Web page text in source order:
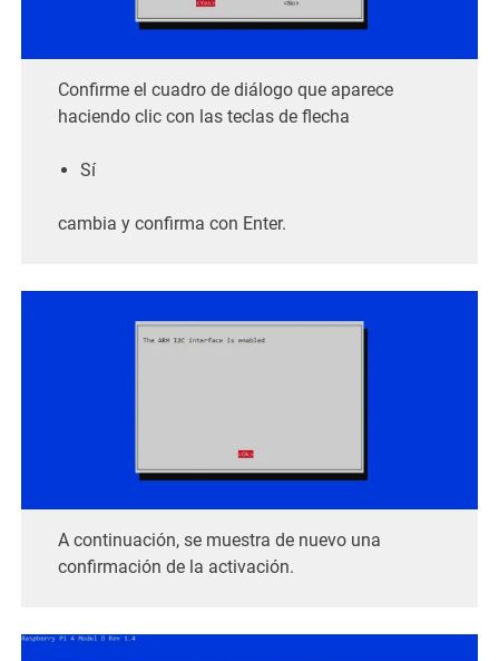
Confirme el cuadro de diálogo que aparece
haciendo clic con las teclas de flecha
Sí
cambia y confirma con Enter.
A continuación, se muestra de nuevo una
confirmación de la activación.